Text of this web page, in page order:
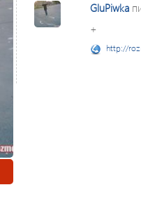
GluPiwka
+
http://